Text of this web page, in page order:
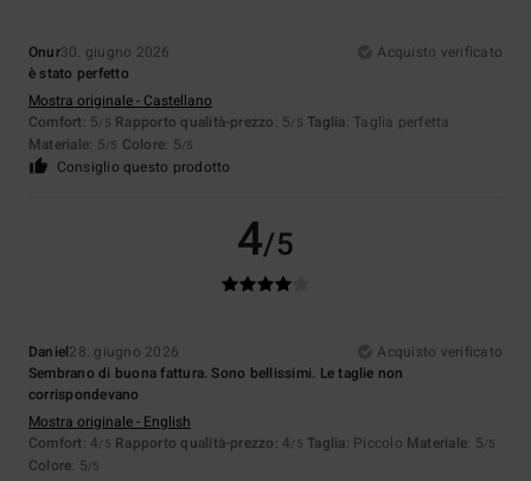
Onur30. giugno 2026
Acquisto verificato
è stato perfetto
Mostra originale - Castellano
Comfort: 5/5 Rapporto qualità-prezzo: 5/5 Taglia: Taglia perfetta
Materiale: 5/5 Colore: 5/5
Consiglio questo prodotto
4/5
Daniel28. giugno 2026
Acquisto verificato
Sembrano di buona fattura. Sono bellissimi. Le taglie non
corrispondevano
Mostra originale - English
Comfort: 4/5 Rapporto qualità-prezzo: 4/5 Taglia: Piccolo Materiale: 5/5
Colore: 5/5